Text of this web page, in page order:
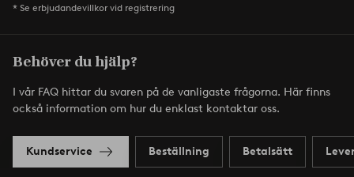
* Se erbjudandevillkor vid registrering
Behöver du hjälp?
I vår FAQ hittar du svaren på de vanligaste frågorna. Här finns
också information om hur du enklast kontaktar oss.
Kundservice Beställning Betalsätt